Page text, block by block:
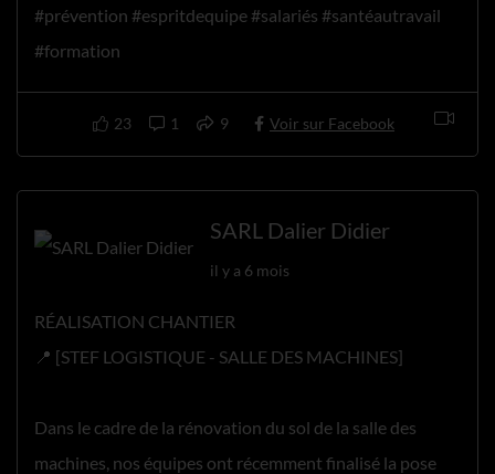
#prévention #espritdequipe #salariés #santéautravail
#formation
23 1 9 Voir sur Facebook
SARL Dalier Didier
il y a 6 mois
RÉALISATION CHANTIER
📍 [STEF LOGISTIQUE - SALLE DES MACHINES]
Dans le cadre de la rénovation du sol de la salle des
machines, nos équipes ont récemment finalisé la pose